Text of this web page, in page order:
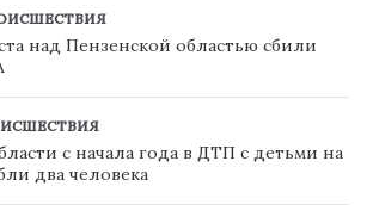
над Пензенской областью сбили
с начала года в ДТП с детьми на
два человека